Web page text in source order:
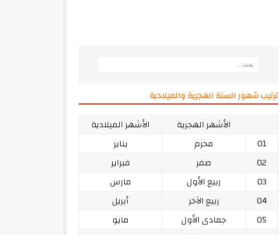
ترتيب شهور السنة الهجرية والميلادية
الأشهر الهجرية
الأشهر الميلادية
01
محرم
يناير
02
صفر
فبراير
03
ربيع الأول
مارس
04
ربيع الآخر
أبريل
05
جمادى الأول
مايو